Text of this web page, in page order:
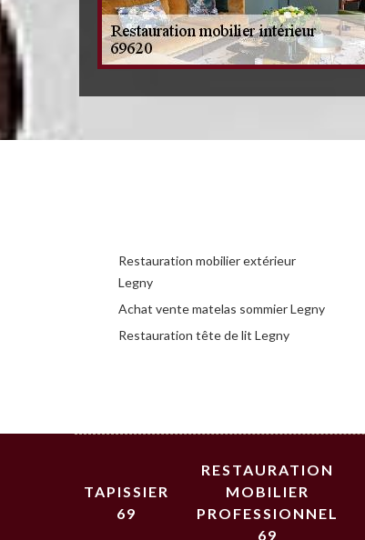
Restauration mobilier extérieur
Legny
Achat vente matelas sommier Legny
Restauration tête de lit Legny
TAPISSIER
69
RESTAURATION
MOBILIER
PROFESSIONNEL
69